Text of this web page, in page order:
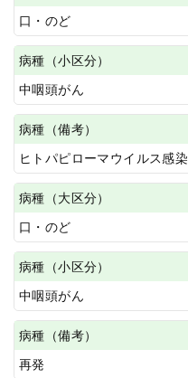
口・のど
病種（小区分）
中咽頭がん
病種（備考）
ヒトパピローマウイルス感染
病種（大区分）
口・のど
病種（小区分）
中咽頭がん
病種（備考）
再発